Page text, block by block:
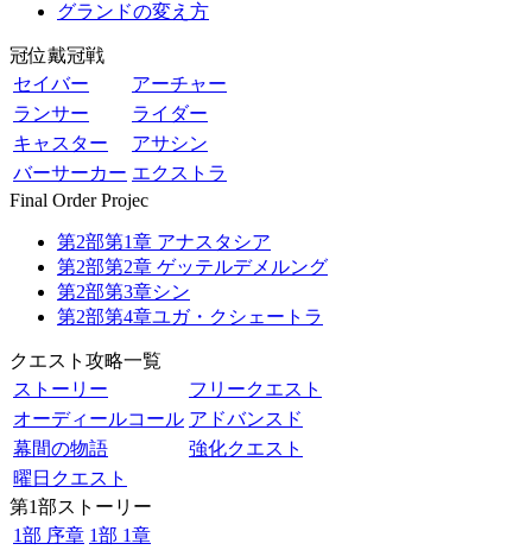
グランドの変え方
冠位戴冠戦
セイバー
アーチャー
ランサー
ライダー
キャスター
アサシン
バーサーカー エクストラ
Final Order Projec
第2部第1章 アナスタシア
第2部第2章 ゲッテルデメルング
第2部第3章シン
第2部第4章ユガ・クシェートラ
クエスト攻略一覧
ストーリー
フリークエスト
オーディールコール アドバンスド
幕間の物語
強化クエスト
曜日クエスト
第1部ストーリー
1部 序章 1部 1章